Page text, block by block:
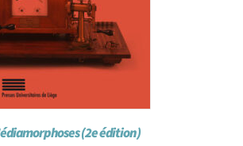
(2e édition)